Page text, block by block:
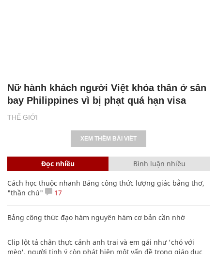
THẾ GIỚI
Nữ hành khách người Việt khỏa thân ở sân
bay Philippines vì bị phạt quá hạn visa
XEM THÊM BÀI VIẾT
Đọc nhiều Bình luận nhiều
Cách học thuộc nhanh Bảng công thức lượng giác bằng thơ,
"thần chú"
17
Bảng công thức đạo hàm nguyên hàm cơ bản cần nhớ
Clip lột tả chân thực cảnh anh trai và em gái như 'chó với
mèo', người tinh ý còn phát hiện một vấn đề trong giáo dục